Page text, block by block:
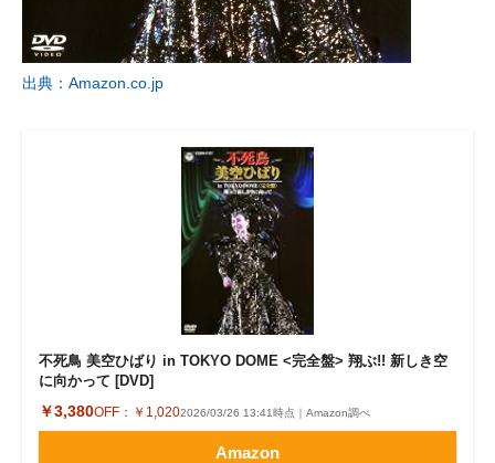
出典：Amazon.co.jp
不死鳥 美空ひばり in TOKYO DOME <完全盤> 翔ぶ!! 新しき空
に向かって [DVD]
￥3,380OFF： ￥1,0202026/03/26 13:41時点｜Amazon調べ
Amazon